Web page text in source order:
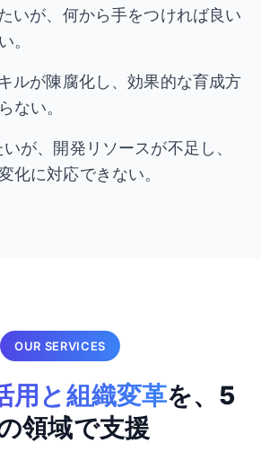
いが、何から手をつければ良い
。
ルが陳腐化し、効果的な育成方
ない。
が、開発リソースが不足し、
化に対応できない。
OUR SERVICES
用と組織変革を、5
領域で支援